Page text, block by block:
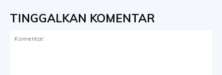
TINGGALKAN KOMENTAR